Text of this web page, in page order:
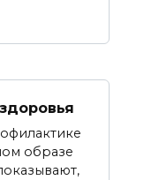
образе